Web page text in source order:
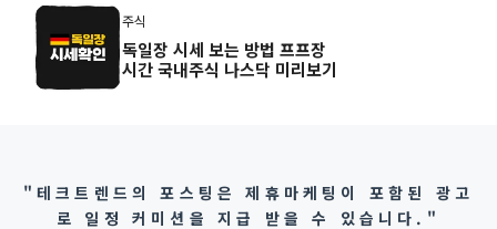
주식
독일장 시세 보는 방법 프프장
시간 국내주식 나스닥 미리보기
"테크트렌드의 포스팅은 제휴마케팅이 포함된 광고
로 일정 커미션을 지급 받을 수 있습니다."